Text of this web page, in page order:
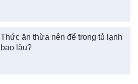
Thức ăn thừa nên để trong tủ lạnh
bao lâu?